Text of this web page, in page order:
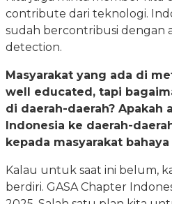
contribute dari teknologi.
sudah bercontribusi dengan
detection.
Masyarakat yang ada di
well educated, tapi
di daerah-daerah? Apakah
Indonesia ke daerah-
kepada masyarakat bahaya
Kalau untuk saat ini belum,
berdiri. GASA Chapter